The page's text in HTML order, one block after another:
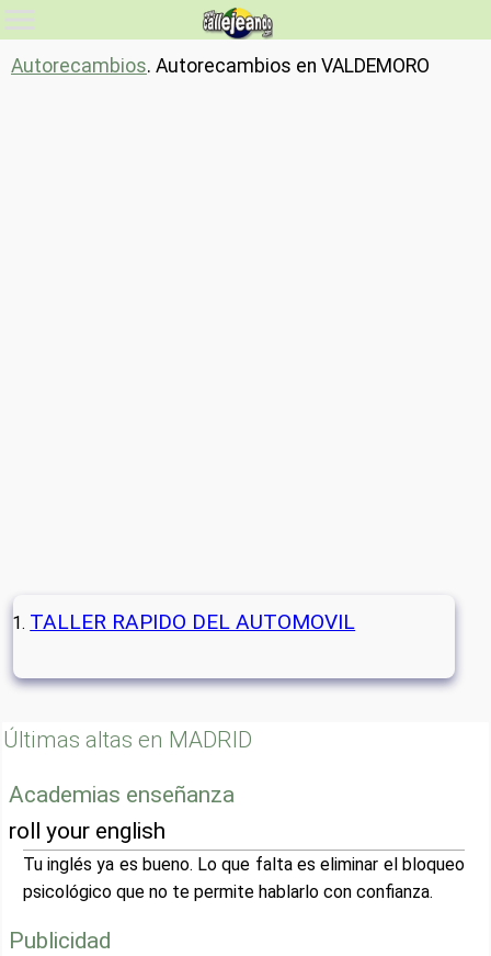
Autorecambios. Autorecambios en VALDEMORO
TALLER RAPIDO DEL AUTOMOVIL
Últimas altas en MADRID
Academias enseñanza
roll your english
Tu inglés ya es bueno. Lo que falta es eliminar el bloqueo
psicológico que no te permite hablarlo con confianza.
Publicidad